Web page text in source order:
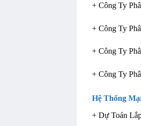
+ Công Ty
+ Công Ty
+ Công Ty
+ Công Ty
Hệ Thống
+ Dự Toán